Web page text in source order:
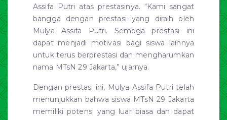
Assifa Putri atas prestasinya. “Kami sangat
bangga dengan prestasi yang diraih oleh
Mulya Assifa Putri. Semoga prestasi ini
dapat menjadi motivasi bagi siswa lainnya
untuk terus berprestasi dan mengharumkan
nama MTsN 29 Jakarta,” ujarnya.
Dengan prestasi ini, Mulya Assifa Putri telah
menunjukkan bahwa siswa MTsN 29 Jakarta
memiliki potensi yang luar biasa dan dapat